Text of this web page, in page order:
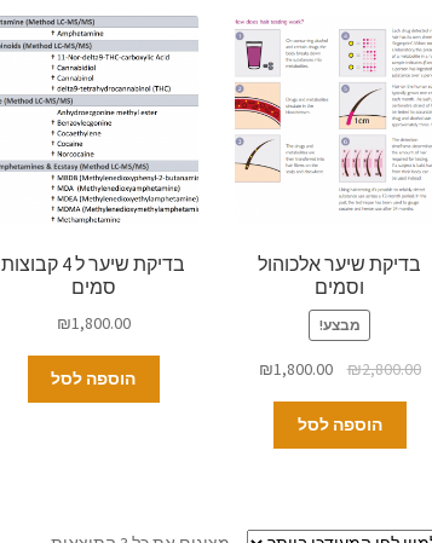
בדיקת שיער אלכוהול
וסמים
מבצע!
₪2,800.00
₪1,800.00
הוספה לסל
בדיקת שיער ל 4 קבוצות
סמים
₪1,800.00
הוספה לסל